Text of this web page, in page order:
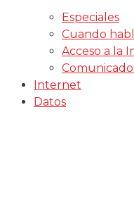
Especiales
Cuando
Acceso a la
Internet
Datos